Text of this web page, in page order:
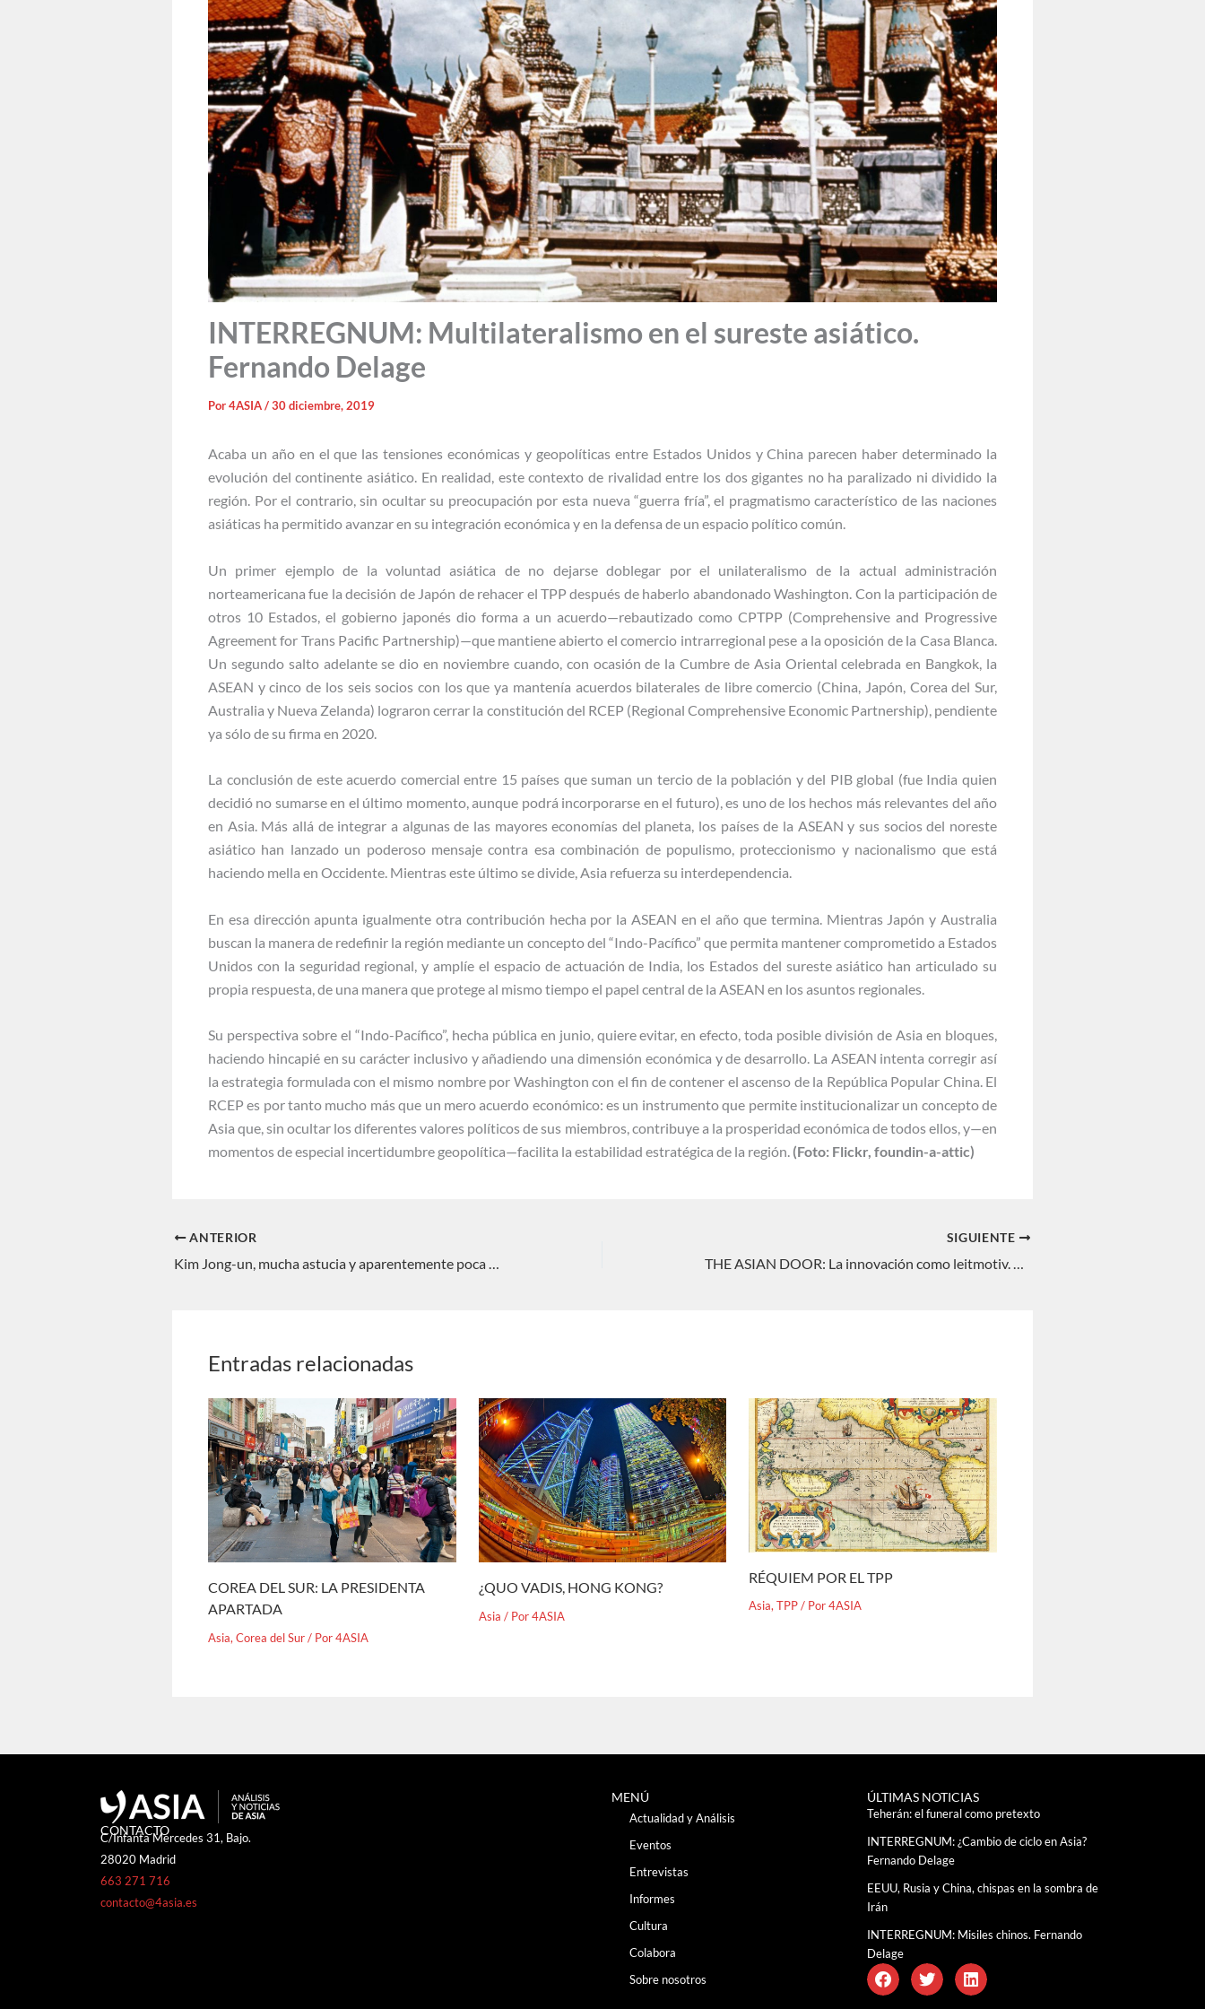
INTERREGNUM: Multilateralismo en el sureste asiático.
Fernando Delage
Por4ASIA/30 diciembre, 2019
Acaba un año en el que las tensiones económicas y geopolíticas entre Estados Unidos y China parecen haber determinado la
evolución del continente asiático. En realidad, este contexto de rivalidad entre los dos gigantes no ha paralizado ni dividido la
región. Por el contrario, sin ocultar su preocupación por esta nueva “guerra fría”, el pragmatismo característico de las naciones
asiáticas ha permitido avanzar en su integración económica y en la defensa de un espacio político común.
Un primer ejemplo de la voluntad asiática de no dejarse doblegar por el unilateralismo de la actual administración
norteamericana fue la decisión de Japón de rehacer el TPP después de haberlo abandonado Washington. Con la participación de
otros 10 Estados, el gobierno japonés dio forma a un acuerdo—rebautizado como CPTPP (Comprehensive and Progressive
Agreement for Trans Pacific Partnership)—que mantiene abierto el comercio intrarregional pese a la oposición de la Casa Blanca.
Un segundo salto adelante se dio en noviembre cuando, con ocasión de la Cumbre de Asia Oriental celebrada en Bangkok, la
ASEAN y cinco de los seis socios con los que ya mantenía acuerdos bilaterales de libre comercio (China, Japón, Corea del Sur,
Australia y Nueva Zelanda) lograron cerrar la constitución del RCEP (Regional Comprehensive Economic Partnership), pendiente
ya sólo de su firma en 2020.
La conclusión de este acuerdo comercial entre 15 países que suman un tercio de la población y del PIB global (fue India quien
decidió no sumarse en el último momento, aunque podrá incorporarse en el futuro), es uno de los hechos más relevantes del año
en Asia. Más allá de integrar a algunas de las mayores economías del planeta, los países de la ASEAN y sus socios del noreste
asiático han lanzado un poderoso mensaje contra esa combinación de populismo, proteccionismo y nacionalismo que está
haciendo mella en Occidente. Mientras este último se divide, Asia refuerza su interdependencia.
En esa dirección apunta igualmente otra contribución hecha por la ASEAN en el año que termina. Mientras Japón y Australia
buscan la manera de redefinir la región mediante un concepto del “Indo-Pacífico” que permita mantener comprometido a Estados
Unidos con la seguridad regional, y amplíe el espacio de actuación de India, los Estados del sureste asiático han articulado su
propia respuesta, de una manera que protege al mismo tiempo el papel central de la ASEAN en los asuntos regionales.
Su perspectiva sobre el “Indo-Pacífico”, hecha pública en junio, quiere evitar, en efecto, toda posible división de Asia en bloques,
haciendo hincapié en su carácter inclusivo y añadiendo una dimensión económica y de desarrollo. La ASEAN intenta corregir así
la estrategia formulada con el mismo nombre por Washington con el fin de contener el ascenso de la República Popular China. El
RCEP es por tanto mucho más que un mero acuerdo económico: es un instrumento que permite institucionalizar un concepto de
Asia que, sin ocultar los diferentes valores políticos de sus miembros, contribuye a la prosperidad económica de todos ellos, y—en
momentos de especial incertidumbre geopolítica—facilita la estabilidad estratégica de la región. (Foto: Flickr, foundin-a-attic)
ANTERIOR
Kim Jong-un, mucha astucia y aparentemente poca experiencia. Nieves C. Pérez Rodríguez
SIGUIENTE
THE ASIAN DOOR: La innovación como leitmotiv. Águeda Parra
Entradas relacionadas
COREA DEL SUR: LA PRESIDENTA
APARTADA
Asia, Corea del Sur/ Por4ASIA
¿QUO VADIS, HONG KONG?
Asia / Por4ASIA
RÉQUIEM POR EL TPP
Asia,TPP/ Por4ASIA
CONTACTO
C/Infanta Mercedes 31, Bajo.
28020 Madrid
663 271 716
contacto@4asia.es
MENÚ
Actualidad y Análisis
Eventos
Entrevistas
Informes
Cultura
Colabora
Sobre nosotros
ÚLTIMAS NOTICIAS
Teherán: el funeral como pretexto
INTERREGNUM: ¿Cambio de ciclo en Asia?
Fernando Delage
EEUU, Rusia y China, chispas en la sombra de
Irán
INTERREGNUM: Misiles chinos. Fernando
Delage